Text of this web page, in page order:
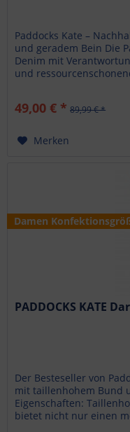
Paddocks Kate –
und geradem Bein Die
Denim mit
und
49,00 € * 89,99 € *
Merken
Damen
PADDOCKS KATE
Der Besteseller von
mit taillenhohem Bund
Eigenschaften:
bietet nicht nur einen